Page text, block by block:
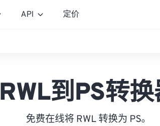
API 定价
RWL到PS转
免费在线将 RWL 转换为 PS。